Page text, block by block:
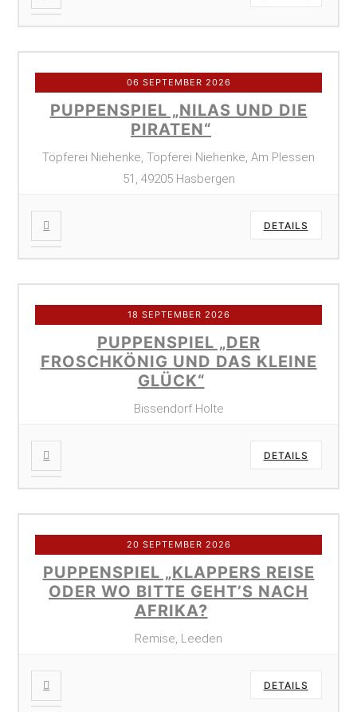
06 SEPTEMBER 2026
PUPPENSPIEL „NILAS UND DIE
PIRATEN“
Töpferei Niehenke, Töpferei Niehenke, Am Plessen
51, 49205 Hasbergen
DETAILS
18 SEPTEMBER 2026
PUPPENSPIEL „DER
FROSCHKÖNIG UND DAS KLEINE
GLÜCK“
Bissendorf Holte
DETAILS
20 SEPTEMBER 2026
PUPPENSPIEL „KLAPPERS REISE
ODER WO BITTE GEHT’S NACH
AFRIKA?
Remise, Leeden
DETAILS